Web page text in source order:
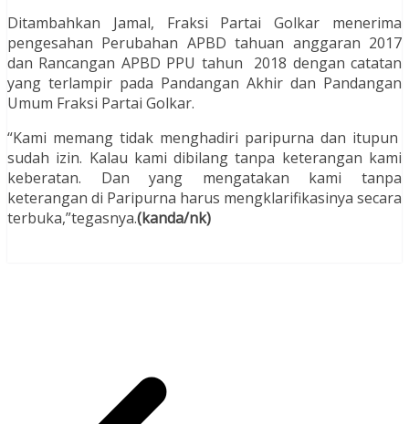
Ditambahkan Jamal, Fraksi Partai Golkar menerima
pengesahan Perubahan APBD tahuan anggaran 2017
dan Rancangan APBD PPU tahun 2018 dengan catatan
yang terlampir pada Pandangan Akhir dan Pandangan
Umum Fraksi Partai Golkar.
“Kami memang tidak menghadiri paripurna dan itupun
sudah izin. Kalau kami dibilang tanpa keterangan kami
keberatan. Dan yang mengatakan kami tanpa
keterangan di Paripurna harus mengklarifikasinya secara
terbuka,”tegasnya.(kanda/nk)